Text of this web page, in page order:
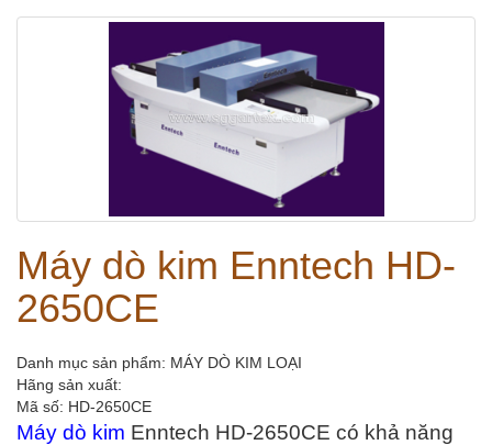
Máy dò kim Enntech HD-
2650CE
Danh mục sản phẩm: MÁY DÒ KIM LOẠI
Hãng sản xuất:
Mã số: HD-2650CE
Máy dò kim Enntech HD-2650CE có khả năng